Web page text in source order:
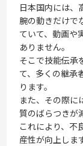
日本国内には、
腕の動きだけで
ていて、動画や
ありません。
そこで技能伝承
て、多くの継承
ります。
また、その際に
質のばらつきが
これにより、不
産性が向上しま